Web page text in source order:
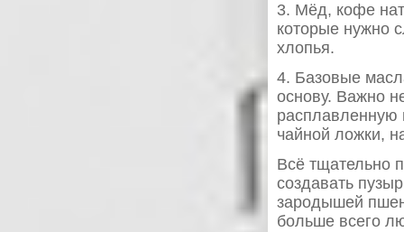
3. Мёд, кофе
которые нужно
хлопья.
4. Базовые
основу. Важно
расплавленную
чайной ложки,
Всё тщательно
создавать
зародышей
больше всего